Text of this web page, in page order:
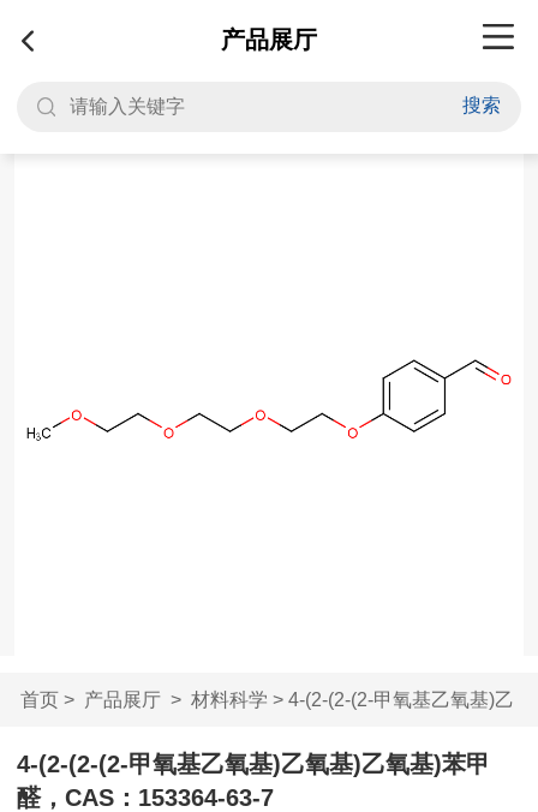
产品展厅
搜索
首页> 产品展厅> 材料科学 > 4-(2-(2-(2-甲氧基乙氧基)乙
氧...
4-(2-(2-(2-甲氧基乙氧基)乙氧基)乙氧基)苯甲
醛，CAS：153364-63-7